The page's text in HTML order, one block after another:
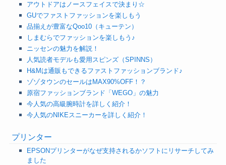
アウトドアはノースフェイスで決まり☆
GUでファストファッションを楽しもう
品揃えが豊富なQoo10（キューテン）
しまむらでファッションを楽しもう♪
ニッセンの魅力を解説！
人気読者モデルも愛用スピンズ（SPINNS）
H&Mは通販もできるファストファッションブランド♪
ゾゾタウンのセールはMAX90%OFF！？
原宿ファッションブランド「WEGO」の魅力
今人気の高級腕時計を詳しく紹介！
今人気のNIKEスニーカーを詳しく紹介！
プリンター
EPSONプリンターがなぜ支持されるかソフトにリサーチしてみ
ました